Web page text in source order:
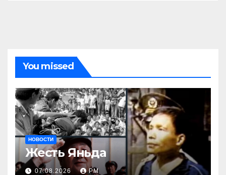
You missed
НОВОСТИ
Жесть Яньда
07.08.2026 РМ